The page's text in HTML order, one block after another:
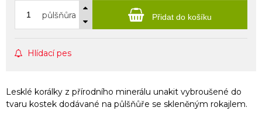
půlšňůra Přidat do košíku
Hlídací pes
Lesklé korálky z přírodního minerálu unakit vybroušené do
tvaru kostek dodávané na půlšňůře se skleněným rokajlem.